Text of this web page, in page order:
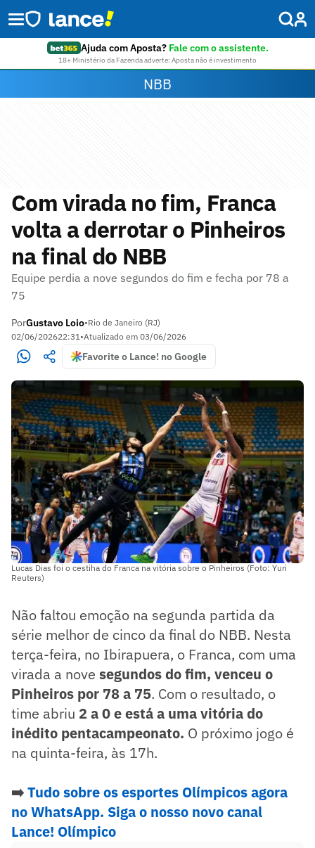
Ajuda com Aposta? Fale com o assistente.
18+ Ministério da Fazenda adverte: Aposta não é investimento
NBB
Com virada no fim, Franca
volta a derrotar o Pinheiros
na final do NBB
Equipe perdia a nove segundos do fim e fecha por 78 a
75
PorGustavo Loio•Rio de Janeiro (RJ)
02/06/202622:31•Atualizado em 03/06/2026
Favorite o Lance! no Google
Lucas Dias foi o cestiha do Franca na vitória sobre o Pinheiros (Foto: Yuri
Reuters)
Não faltou emoção na segunda partida da
série melhor de cinco da final do NBB. Nesta
terça-feira, no Ibirapuera, o Franca, com uma
virada a nove segundos do fim, venceu o
Pinheiros por 78 a 75. Com o resultado, o
time abriu 2 a 0 e está a uma vitória do
inédito pentacampeonato. O próximo jogo é
na quinta-feira, às 17h.
➡️Tudo sobre os esportes Olímpicos agora
no WhatsApp. Siga o nosso novo canal
Lance! Olímpico